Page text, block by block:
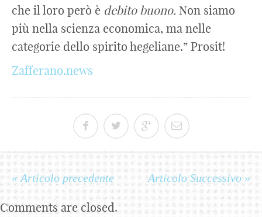
che il loro però è debito buono. Non siamo
più nella scienza economica, ma nelle
categorie dello spirito hegeliane.” Prosit!
Zafferano.news
« Articolo precedente Articolo Successivo »
Comments are closed.